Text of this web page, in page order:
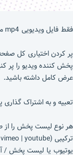
فقط فایل ویدیویی mp4 مورد نیاز است.
پر کردن اختیاری کل
پخش کننده ویدیو را پر
عرض کامل داشته باشید.
تعبیه و به اشتراک گذاری